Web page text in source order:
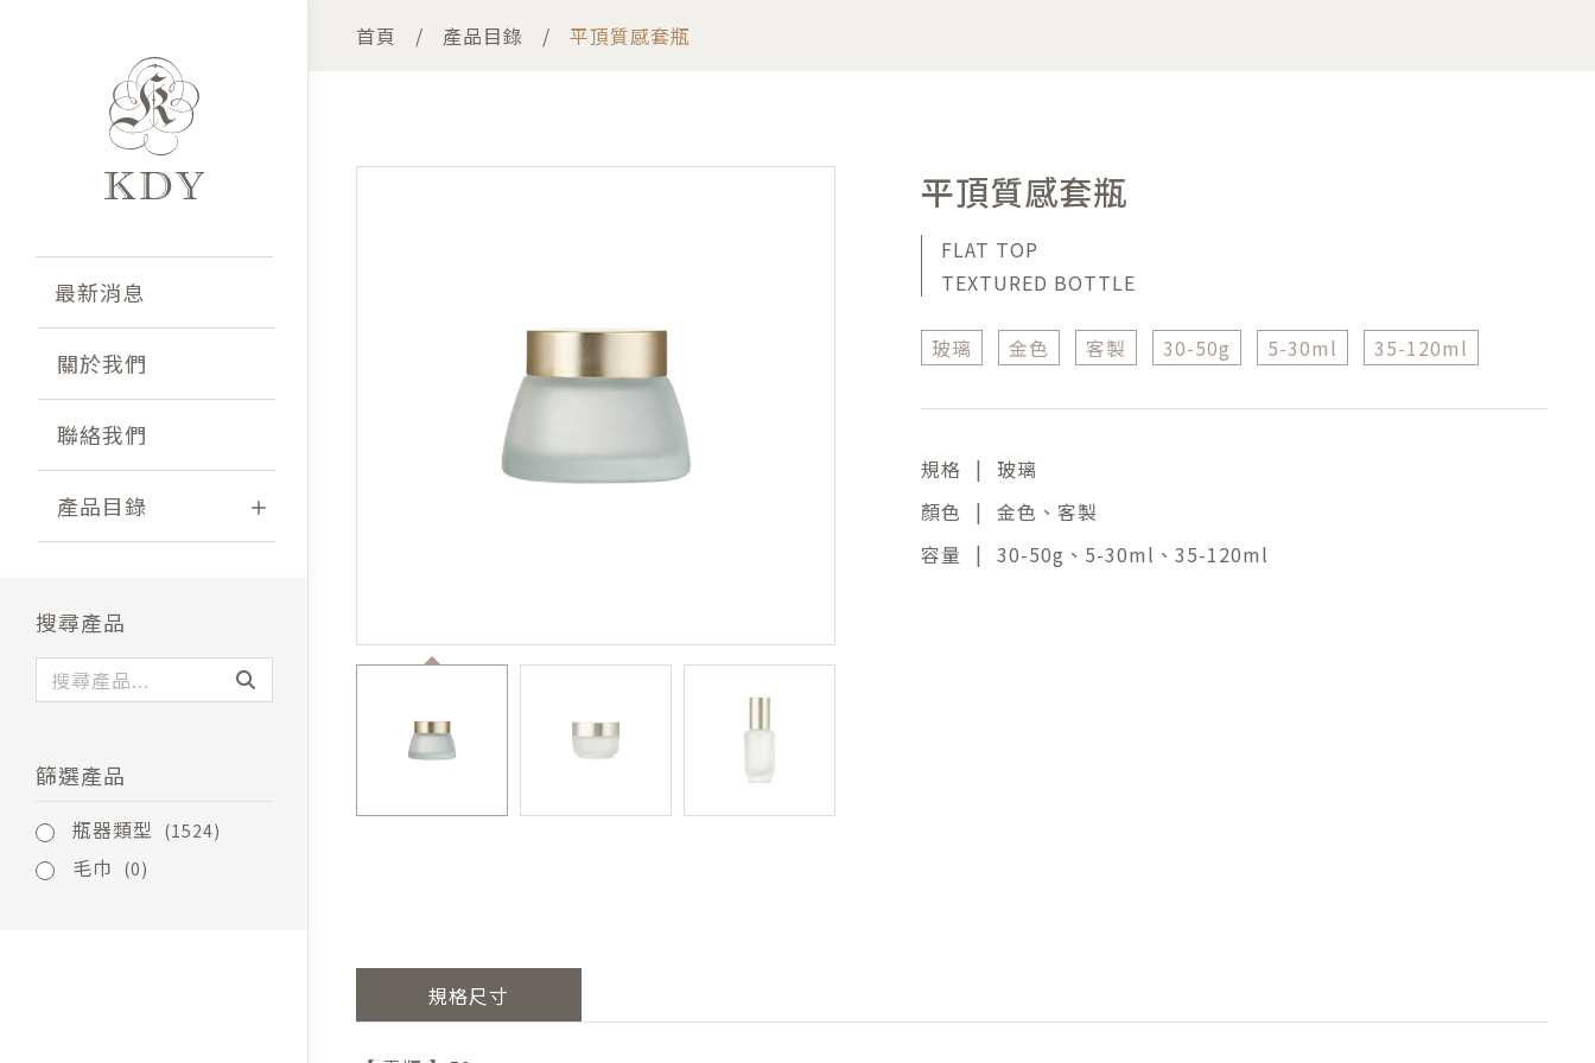
最新消息
關於我們
聯絡我們
產品目錄
搜尋產品
篩選產品
瓶器類型 (1524)
毛巾 (0)
首頁 產品目錄 平頂質感套瓶
平頂質感套瓶
FLAT TOP
TEXTURED BOTTLE
玻璃 金色 客製 30-50g 5-30ml 35-120ml
規格 |
玻璃
顏色 | 金色、客製
容量
| 30-50g、5-30ml、35-120ml
規格尺寸